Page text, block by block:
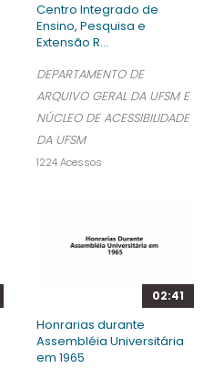
Centro Integrado de
Ensino, Pesquisa e
Extensão R...
DEPARTAMENTO DE
ARQUIVO GERAL DA UFSM E
NÚCLEO DE ACESSIBILIDADE
DA UFSM
1224 Acessos
02:41
Honrarias durante
Assembléia Universitária
em 1965